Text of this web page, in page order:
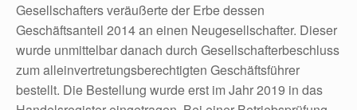
Gesellschafters veräußerte der Erbe dessen
Geschäftsanteil 2014 an einen Neugesellschafter. Dieser
wurde unmittelbar danach durch Gesellschafterbeschluss
zum alleinvertretungsberechtigten Geschäftsführer
bestellt. Die Bestellung wurde erst im Jahr 2019 in das